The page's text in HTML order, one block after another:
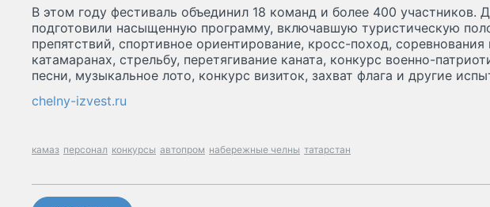
В этом году фестиваль объединил 18 команд и более 400 участников.
подготовили насыщенную программу, включавшую туристическую
препятствий, спортивное ориентирование, кросс-поход, соревнования
катамаранах, стрельбу, перетягивание каната, конкурс военно-
песни, музыкальное лото, конкурс визиток, захват флага и другие
chelny-izvest.ru
камаз персонал конкурсы автопром набережные челны татарстан